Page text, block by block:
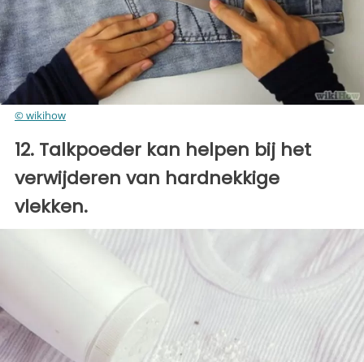
© wikihow
12. Talkpoeder kan helpen bij het
verwijderen van hardnekkige
vlekken.